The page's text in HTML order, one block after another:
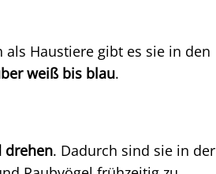
als Haustiere gibt es sie in den
weiß bis blau.
drehen. Dadurch sind sie in der